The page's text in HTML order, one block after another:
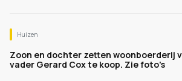
Huizen
Zoon en dochter zetten woonboerderij
vader Gerard Cox te koop. Zie foto's